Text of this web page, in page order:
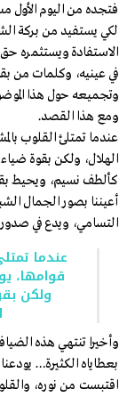
فتجده من اليوم الأول
لكي يستفيد من بركة
الاستفادة ويستثمره
في عينيه، وكلمات من
وتجميعه حول هذا
ومع هذا القصد.
عندما تمتلئ القلوب
الهلال، ولكن بقوة ضياء
كألطف نسيم، ويحيط
أعيننا بصور الجمال
التسامي، ويدع في
عندما
قوامها،
ولكن
وأخيرا تنتهي هذه
بعطاياه الكثيرة…
اقتبست من نوره،